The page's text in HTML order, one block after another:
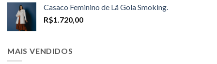
through
Casaco Feminino de Lã Gola Smoking.
R$1.720,00
MAIS VENDIDOS